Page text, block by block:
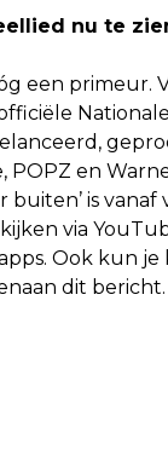
nu te
een primeur.
Nationale
POPZ en
buiten’ is vanaf
via
Ook kun je
dit bericht.